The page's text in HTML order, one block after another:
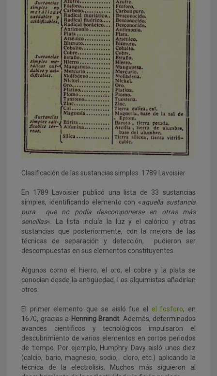
Clasificación de las sustancias simples. 1789 Lavoisier
En 1789 Lavoisier publicó una lista de 33 sustancias
simples, identificando elemento con «aquella sustancia
pura que no podía descomponerse en otras más
sencillas«. La lista incluía la luz y el calórico y otras
sustancias que posteriormente, con la mejora de las
técnicas de separación y detección, pudieron ser
descompuestas en sus elementos constituyentes.
Algunos como el hierro, el oro, el cobre y la plata se
conocían desde la antigüedad. Los alquimistas añadirían
otros.
El primer elemento que se aisló fue el el fosforo, en
1670, gracias a Henning Brandt . Además, determinados
avances científicos y tecnológicos impulsaron el
descubrimiento de varios elementos en cortos periodos
de tiempo. Por ejemplo, Humphry Davy aisló unos diez
(calcio, bario, magnesio, sodio, cloro, etc.) aplicando la
técnica de la electrolisis. Muchos más siguieron al